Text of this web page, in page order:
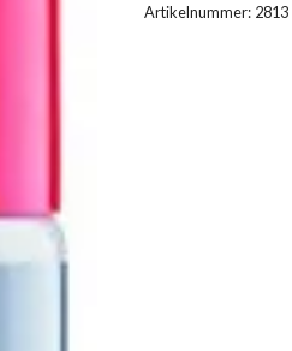
Artikelnummer: 2813